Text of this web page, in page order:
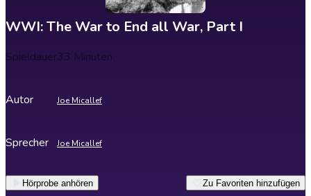
WWI: The War to End all War, Part I
Spieldauer33 Minuten
Autor Joe Micallef
Sprecher Joe Micallef
Hörprobe anhören Zu Favoriten hinzufügen